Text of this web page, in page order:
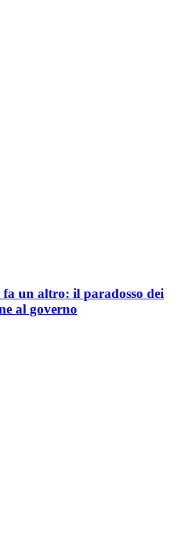
un altro: il paradosso dei
al governo